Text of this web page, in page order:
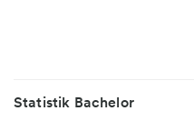
Statistik Bachelor